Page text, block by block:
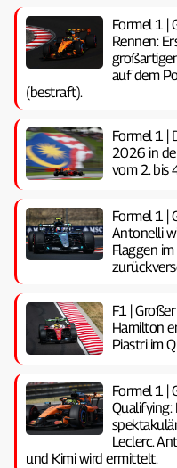
Formel 1 |
Rennen:
auf dem
(bestraft).
Formel 1 |
2026 in
vom 2. bis
Formel 1 |
Antonelli
Flaggen
F1 |
Hamilton
Piastri im
Formel 1 |
Qualifying:
Leclerc.
und Kimi wird ermittelt.